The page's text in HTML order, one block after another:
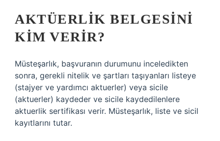
AKTÜERLIK BELGESINI
KIM VERIR?
Müsteşarlık, başvuranın durumunu inceledikten
sonra, gerekli nitelik ve şartları taşıyanları listeye
(stajyer ve yardımcı aktuerler) veya sicile
(aktuerler) kaydeder ve sicile kaydedilenlere
aktuerlik sertifikası verir. Müsteşarlık, liste ve sicil
kayıtlarını tutar.